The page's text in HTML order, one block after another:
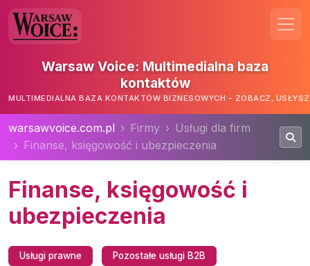
Warsaw Voice: Multimedialna baza
kontaktów
MULTIMEDIALNA BAZA KONTAKTÓW BIZNESOWYCH - ZOBACZ,
warsawvoice.com.pl Firmy
Usługi dla firm
Finanse, księgowość i ubezpieczenia
Finanse, księgowość i
ubezpieczenia
Usługi prawne Pozostałe usługi B2B